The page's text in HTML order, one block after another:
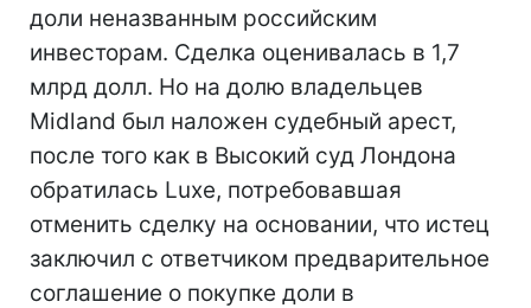
доли неназванным российским
инвесторам. Сделка оценивалась в 1,7
млрд долл. Но на долю владельцев
Midland был наложен судебный арест,
после того как в Высокий суд Лондона
обратилась Luxe, потребовавшая
отменить сделку на основании, что истец
заключил с ответчиком предварительное
соглашение о покупке доли в